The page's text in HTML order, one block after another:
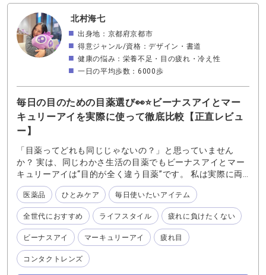
北村海七
出身地：京都府京都市
得意ジャンル/資格：デザイン・書道
健康の悩み：栄養不足・目の疲れ・冷え性
一日の平均歩数：6000歩
毎日の目のための目薬選び👀⭐️ビーナスアイとマー
キュリーアイを実際に使って徹底比較【正直レビュ
ー】
「目薬ってどれも同じじゃないの？」と思っていません
か？ 実は、同じわかさ生活の目薬でもビーナスアイとマー
キュリーアイは“目的が全く違う目薬”です。 私は実際に両
方使ってみて、 ・今日はビーナスアイ ・今日はマーキュリ
ーアイ と使い分けています。 この記事では、成分・効
果・使用感まで徹底比較して解説します。 結論から言うと
🟠ビーナスアイ：疲れ・炎症・充血ケア（治療寄り） 🔵マ
ーキュリーアイ：乾き・コンタクト時の潤い 🟠ビーナスア
イ/目の疲れ・炎症をしっかりケアする目薬 ✔︎特徴：8種類
の有効成分で「目のコンディションを整える目薬」 ビーナ
スアイには、・ビタミンB12・ビタミンB6・タウリン・抗
医薬品 ひとみケア 毎日使いたいアイテム
全世代におすすめ ライフスタイル 疲れに負けたくない
ビーナスアイ マーキュリーアイ 疲れ目
コンタクトレンズ